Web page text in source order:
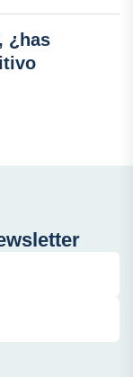
¿has